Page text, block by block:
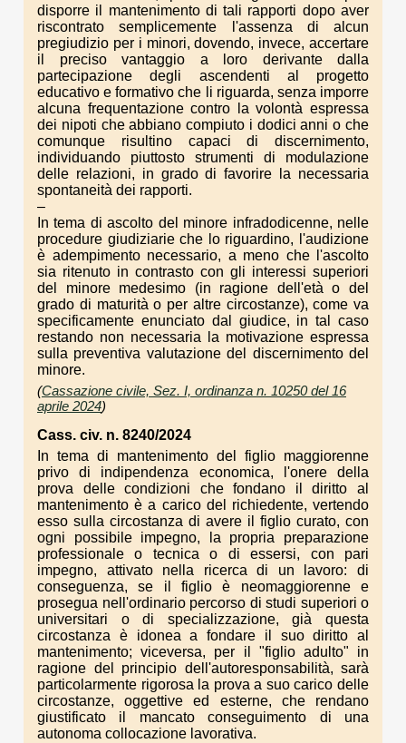
disporre il mantenimento di tali rapporti dopo aver
riscontrato semplicemente l'assenza di alcun
pregiudizio per i minori, dovendo, invece, accertare
il preciso vantaggio a loro derivante dalla
partecipazione degli ascendenti al progetto
educativo e formativo che li riguarda, senza imporre
alcuna frequentazione contro la volontà espressa
dei nipoti che abbiano compiuto i dodici anni o che
comunque risultino capaci di discernimento,
individuando piuttosto strumenti di modulazione
delle relazioni, in grado di favorire la necessaria
spontaneità dei rapporti.
–
In tema di ascolto del minore infradodicenne, nelle
procedure giudiziarie che lo riguardino, l'audizione
è adempimento necessario, a meno che l'ascolto
sia ritenuto in contrasto con gli interessi superiori
del minore medesimo (in ragione dell'età o del
grado di maturità o per altre circostanze), come va
specificamente enunciato dal giudice, in tal caso
restando non necessaria la motivazione espressa
sulla preventiva valutazione del discernimento del
minore.
(Cassazione civile, Sez. I, ordinanza n. 10250 del 16
aprile 2024)
Cass. civ. n. 8240/2024
In tema di mantenimento del figlio maggiorenne
privo di indipendenza economica, l'onere della
prova delle condizioni che fondano il diritto al
mantenimento è a carico del richiedente, vertendo
esso sulla circostanza di avere il figlio curato, con
ogni possibile impegno, la propria preparazione
professionale o tecnica o di essersi, con pari
impegno, attivato nella ricerca di un lavoro: di
conseguenza, se il figlio è neomaggiorenne e
prosegua nell'ordinario percorso di studi superiori o
universitari o di specializzazione, già questa
circostanza è idonea a fondare il suo diritto al
mantenimento; viceversa, per il "figlio adulto" in
ragione del principio dell'autoresponsabilità, sarà
particolarmente rigorosa la prova a suo carico delle
circostanze, oggettive ed esterne, che rendano
giustificato il mancato conseguimento di una
autonoma collocazione lavorativa.